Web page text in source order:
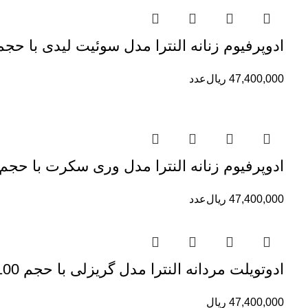
ادوپرفیوم زنانه النترا مدل سوئیت لیدی با حجم 100 میلی
47,400,000 ریالعدد
ادوپرفیوم زنانه النترا مدل وری سکرت با حجم 100 میلی
47,400,000 ریالعدد
ادوتویلت مردانه النترا مدل گریزلی با حجم 100 میلی لیتر
47,400,000 ریال